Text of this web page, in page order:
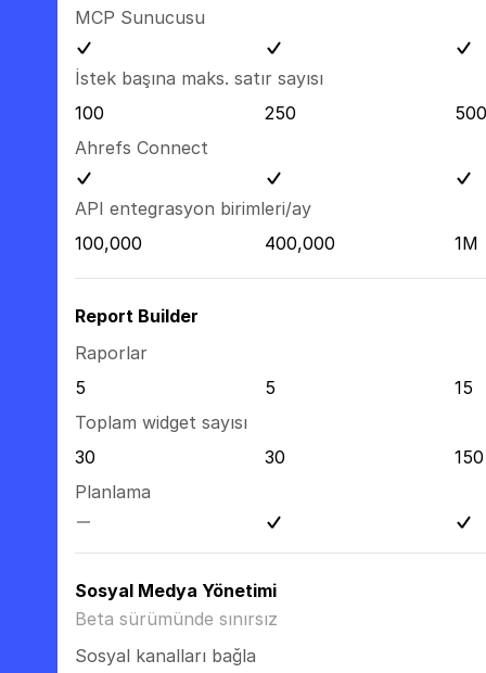
MCP Sunucusu
İstek başına maks. satır sayısı
100
250
500
Ahrefs Connect
API entegrasyon birimleri/ay
100,000
400,000 1M
Report Builder
Raporlar
5
5
15
Toplam widget sayısı
30
30
150
Planlama
Sosyal Medya Yönetimi
Beta sürümünde sınırsız
Sosyal kanalları bağla